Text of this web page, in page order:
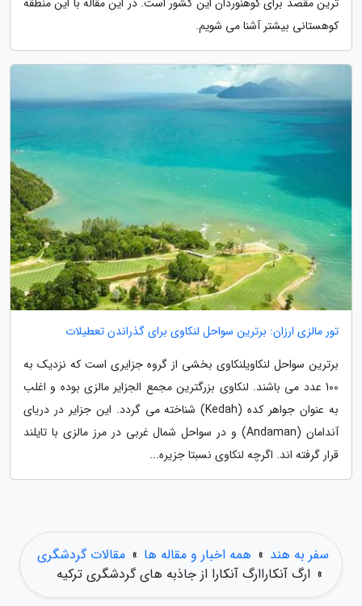
کوهستانی بیشتر آشنا می شویم.
تور مالزی ارزان: برترین سواحل لنکاوی برای گذراندن تعطیلات
برترین سواحل لنکاویلنکاوی بخشی از گروه جزایری است که نزدیک به
100 عدد می باشند. لنکاوی بزرگترین مجمع الجزایر مالزی بوده و اغلب
به عنوان جواهر کده (Kedah) شناخته می گردد. این جزایر در دریای
آندامان (Andaman) و در سواحل شمال غربی در مرز مالزی با تایلند
قرار گرفته اند. اگرچه لنکاوی نسبتا جزیره...
سفر به هند » همه اخبار و مقاله ها » مقالات گردشگری
» ارگ آنکاراارگ آنکارا از جاذبه های گردشگری ترکیه